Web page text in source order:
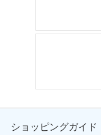
ショッピングガイド